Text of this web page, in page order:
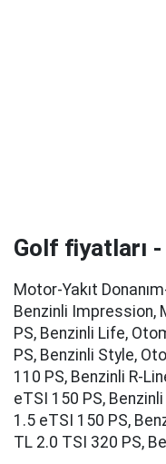
Golf fiyatları
Motor-Yakıt
Benzinli Impression,
PS, Benzinli Life,
PS, Benzinli Style,
110 PS, Benzinli R-
eTSI 150 PS,
1.5 eTSI 150 PS,
TL 2.0 TSI 320 PS,